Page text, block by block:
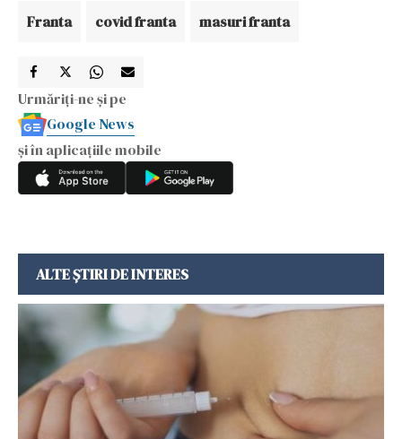
Franta covid franta masuri franta
Urmăriți-ne și pe
Google News
și în aplicațiile mobile
ALTE ȘTIRI DE INTERES